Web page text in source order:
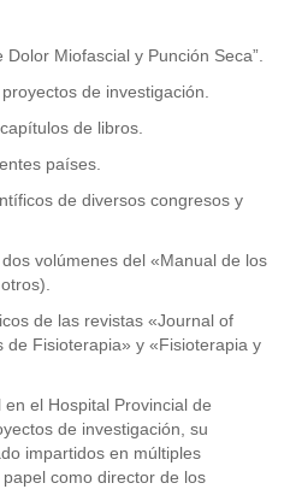
Miofascial y Punción Seca”.
de investigación.
de libros.
países.
de diversos congresos y
volúmenes del «Manual de los
de las revistas «Journal of
de Fisioterapia» y «Fisioterapia y
el Hospital Provincial de
de investigación, su
impartidos en múltiples
como director de los